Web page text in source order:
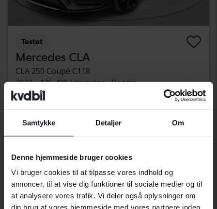
Samtykke Detaljer Om
Denne hjemmeside bruger cookies
Vi bruger cookies til at tilpasse vores indhold og
annoncer, til at vise dig funktioner til sociale medier og til
at analysere vores trafik. Vi deler også oplysninger om
din brug af vores hjemmeside med vores partnere inden
Testet
Mercedes CLA
CLA 250 Coupé C118
2021
125 480 kilometer
Benzin
Uppsala
Med finansiering 1 406 SEK/måned